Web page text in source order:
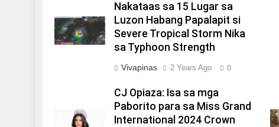
Nakataas sa 15 Lugar sa
Luzon Habang Papalapit si
Severe Tropical Storm Nika
sa Typhoon Strength
Vivapinas 2 Years Ago 0
CJ Opiaza: Isa sa mga
Paborito para sa Miss Grand
International 2024 Crown